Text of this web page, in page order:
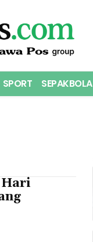
SPORT SEPAKBOLA
Hari